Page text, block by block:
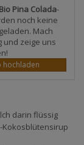
Bio Pina Colada-
noch keine
Mach
und zeige uns
hochladen
darin flüssig
Kokosblütensirup